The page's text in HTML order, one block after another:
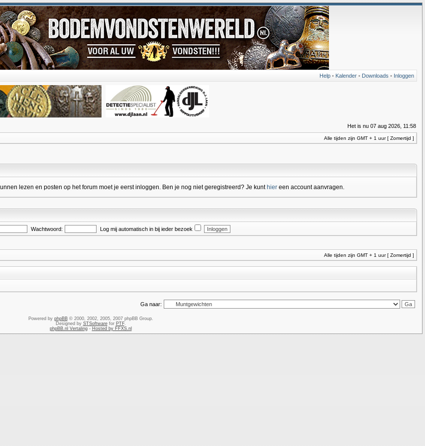
Help • Kalender • Downloads • Inloggen
Het is nu 07 aug 2026, 11:58
Alle tijden zijn GMT + 1 uur [ Zomertijd ]
lezen en posten op het forum moet je eerst inloggen. Ben je nog niet geregistreerd? Je kunt hiereen account aanvragen.
Wachtwoord: Log mij automatisch in bij ieder bezoek
Alle tijden zijn GMT + 1 uur [ Zomertijd ]
Ga naar:
Powered by phpBB© 2000, 2002, 2005, 2007 phpBB Group.
Designed by STSoftwarefor PTF.
phpBB.nl Vertaling- Hosted by FFXS.nl